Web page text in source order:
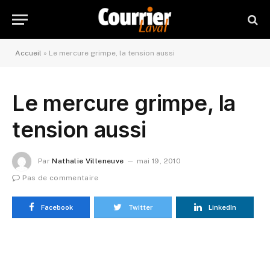
Accueil » Le mercure grimpe, la tension aussi
Le mercure grimpe, la
tension aussi
Par Nathalie Villeneuve
mai 19, 2010
Pas de commentaire
Facebook Twitter LinkedIn